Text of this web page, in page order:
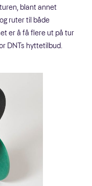
blant annet
ruter til både
er å få flere ut på tur
DNTs hyttetilbud.